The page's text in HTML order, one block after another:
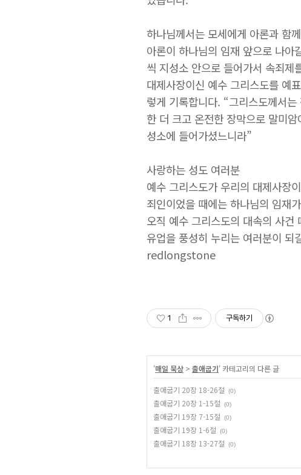
하나님께서는 모세에게 아론과 함
아론이 하나님의 임재 앞으로 나아
씩 지성소 안으로 들어가서 속죄
대제사장이신 예수 그리스도를 예
렇게 기록합니다. “그리스도께서
한 더 크고 온전한 장막으로 말미
성소에 들어가셨느니라”
사랑하는 성도 여러분
예수 그리스도가 우리의 대제사장
죄인이었을 때에는 하나님의 임재
오직 예수 그리스도의 대속의 사건
유업을 풍성히 누리는 여러분이 되
redlongstone
1 구독하기
'매일 묵상 > 출애굽기' 카테고리의 다른 글
출애굽기 20장 18-26절 (0)
출애굽기 20장 1-15절 (0)
출애굽기 19장 7-15절 (0)
출애굽기 19장 1-6절 (0)
출애굽기 18장 13-27절 (0)